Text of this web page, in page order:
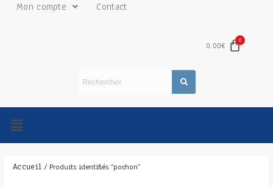
Mon compte Contact
0.00€
Accueil / Produits identifiés “pochon”